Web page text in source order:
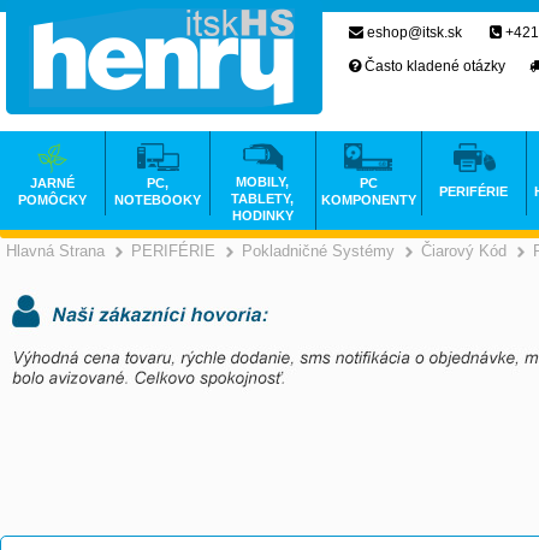
Hlavná Strana >
PERIFÉRIE >
Pokladničné Systémy Čiarový Kód
eshop@itsk.sk
Často kladené otázky
JARNÉ
POMÔCKY
PC,
NOTEBOOKY
MOBILY,
TABLETY,
HODINKY
PC
KOMPONENTY
PERIFÉRIE